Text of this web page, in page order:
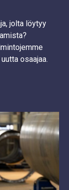
jolta löytyy
osaajaa.